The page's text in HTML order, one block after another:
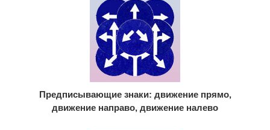
Предписывающие знаки: движение прямо,
движение направо, движение налево